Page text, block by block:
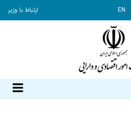
EN ارتباط با وزیر